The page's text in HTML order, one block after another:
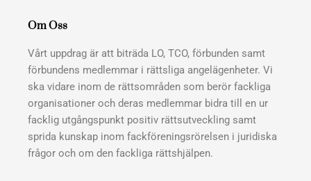
Om Oss
Vårt uppdrag är att biträda LO, TCO, förbunden samt
förbundens medlemmar i rättsliga angelägenheter. Vi
ska vidare inom de rättsområden som berör fackliga
organisationer och deras medlemmar bidra till en ur
facklig utgångspunkt positiv rättsutveckling samt
sprida kunskap inom fackföreningsrörelsen i juridiska
frågor och om den fackliga rättshjälpen.